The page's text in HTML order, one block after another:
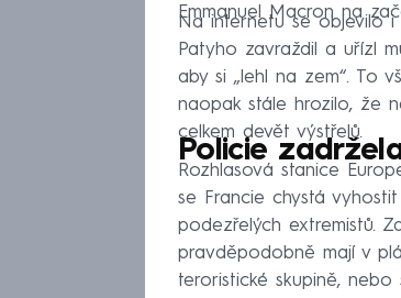
Emmanuel Macron na
Na internetu se objevilo i
Patyho zavraždil a uřízl
aby si „lehl na zem“. To
naopak stále hrozilo, že
celkem devět výstřelů.
Policie
Rozhlasová stanice
se Francie chystá
podezřelých extremistů.
pravděpodobně mají v
teroristické skupině,